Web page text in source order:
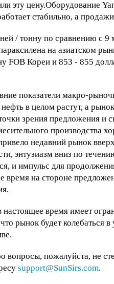
эту цену.Оборудование
стабильно, а
/ тонну по сравнению с
на азиатском
FOB Кореи и 853 - 855
показатели макро-
в целом растут, а
зрения предложения и
производства
недавний рынок
энтузиазм вниз по
и импульс для
время на стороне
время имеет
рынок будет колебаться в
вопросы, пожалуйста, не
support@SunSirs.com.